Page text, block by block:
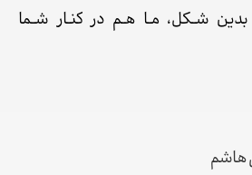
شـکل، مـا هـم در کنـار شـما
هاشم